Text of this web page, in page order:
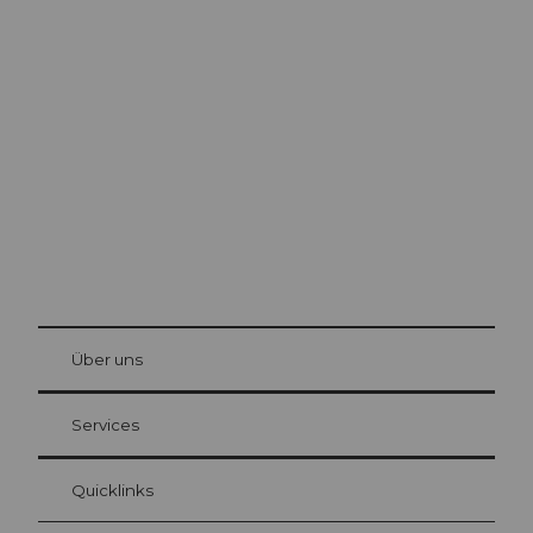
Gästekarte Luzern
Ihre Vorteile als Übernachtungsgast
at Bre
Über uns
Services
Quicklinks